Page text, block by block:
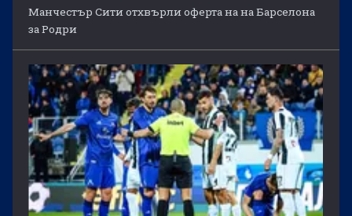
Манчестър Сити отхвърли оферта на на Барселона
за Родри